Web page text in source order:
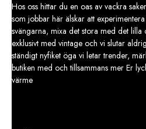
Hos oss hittar du en oas av vackra
som jobbar här älskar att
svängarna, mixa det stora med det lilla
exklusivt med vintage och vi slutar
ständigt nyfiket öga vi letar trender,
butiken med och tillsammans mer Er
värme